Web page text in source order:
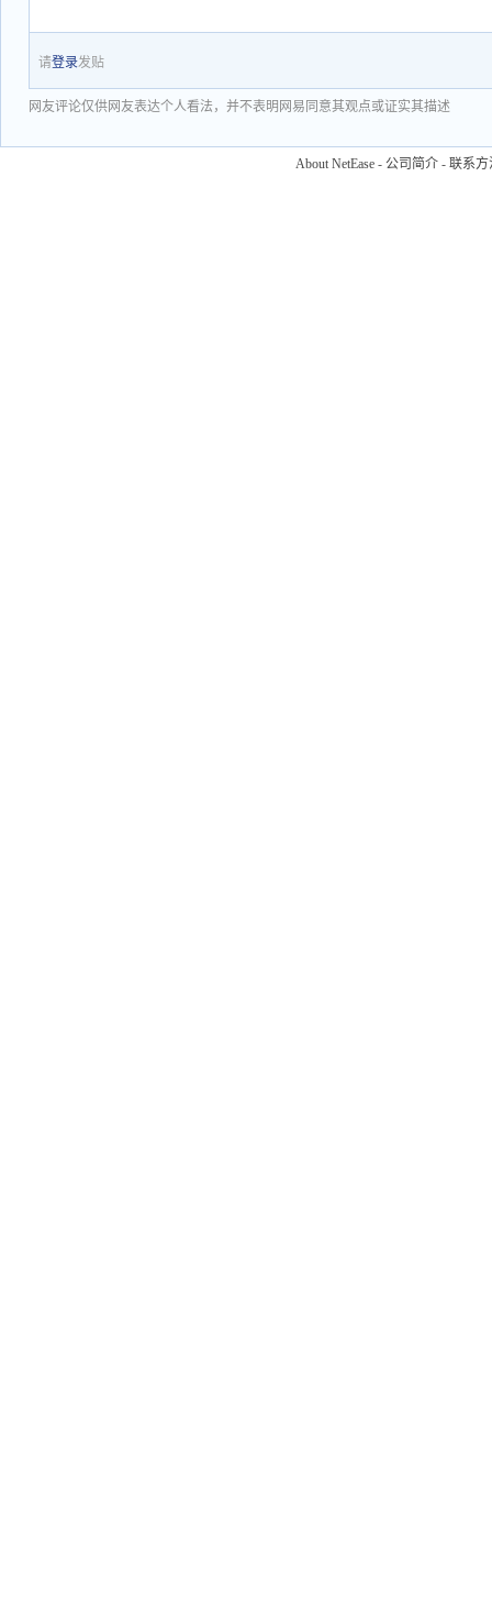
请登录发贴
网友评论仅供网友表达个人看法，并不表明网易同意其观点或证实其描述
About NetEase - 公司简介 - 联系方